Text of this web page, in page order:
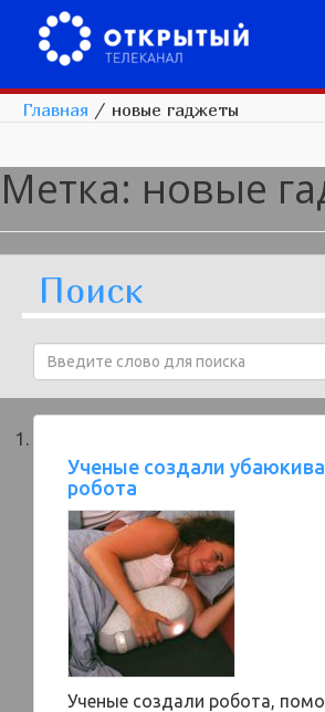
Главная / новые гаджеты
Метка: новые
Поиск
Ученые создали
робота
Ученые создали робота,